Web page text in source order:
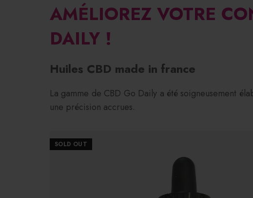
AMÉLIOREZ VOTRE
DAILY !
Huiles CBD made in france
La gamme de CBD Go Daily a été soigneusement
une précision accrues.
SOLD OUT